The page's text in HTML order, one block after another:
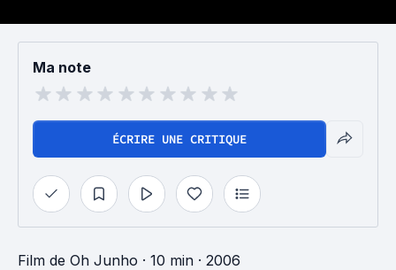
Ma note
ÉCRIRE UNE CRITIQUE
Film de Oh Junho · 10 min · 2006